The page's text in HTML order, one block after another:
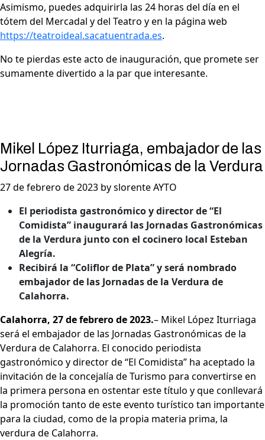
Asimismo, puedes adquirirla las 24 horas del día en el
tótem del Mercadal y del Teatro y en la página web
https://teatroideal.sacatuentrada.es.
No te pierdas este acto de inauguración, que promete ser
sumamente divertido a la par que interesante.
Mikel López Iturriaga, embajador de las
Jornadas Gastronómicas de la Verdura
27 de febrero de 2023 by slorente AYTO
El periodista gastronómico y director de “El
Comidista” inaugurará las Jornadas Gastronómicas
de la Verdura junto con el cocinero local Esteban
Alegría.
Recibirá la “Coliflor de Plata” y será nombrado
embajador de las Jornadas de la Verdura de
Calahorra.
Calahorra, 27 de febrero de 2023.– Mikel López Iturriaga
será el embajador de las Jornadas Gastronómicas de la
Verdura de Calahorra. El conocido periodista
gastronómico y director de “El Comidista” ha aceptado la
invitación de la concejalía de Turismo para convertirse en
la primera persona en ostentar este título y que conllevará
la promoción tanto de este evento turístico tan importante
para la ciudad, como de la propia materia prima, la
verdura de Calahorra.